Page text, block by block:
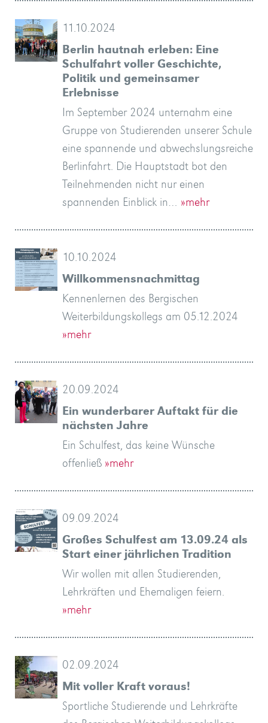
11.10.2024
Berlin hautnah erleben: Eine
Schulfahrt voller Geschichte,
Politik und gemeinsamer
Erlebnisse
Im September 2024 unternahm eine
Gruppe von Studierenden unserer Schule
eine spannende und abwechslungsreiche
Berlinfahrt. Die Hauptstadt bot den
Teilnehmenden nicht nur einen
spannenden Einblick in… »mehr
10.10.2024
Willkommensnachmittag
Kennenlernen des Bergischen
Weiterbildungskollegs am 05.12.2024
»mehr
20.09.2024
Ein wunderbarer Auftakt für die
nächsten Jahre
Ein Schulfest, das keine Wünsche
offenließ »mehr
09.09.2024
Großes Schulfest am 13.09.24 als
Start einer jährlichen Tradition
Wir wollen mit allen Studierenden,
Lehrkräften und Ehemaligen feiern.
»mehr
02.09.2024
Mit voller Kraft voraus!
Sportliche Studierende und Lehrkräfte